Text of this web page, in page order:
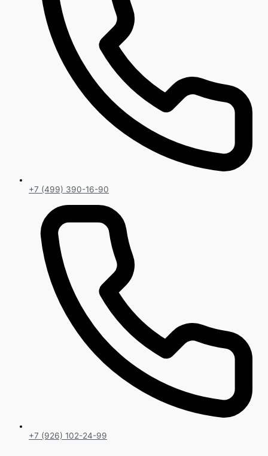
+7 (499) 390-16-90
+7 (926) 102-24-99